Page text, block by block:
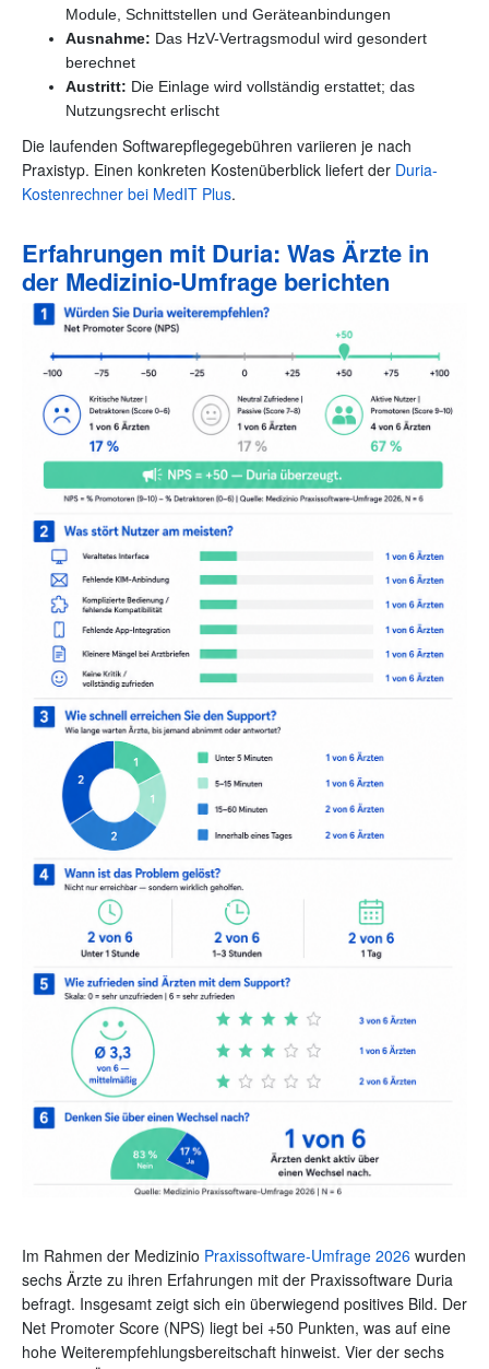
Module, Schnittstellen und Geräteanbindungen
Ausnahme: Das HzV-Vertragsmodul wird gesondert
berechnet
Austritt: Die Einlage wird vollständig erstattet; das
Nutzungsrecht erlischt
Die laufenden Softwarepflegegebühren variieren je nach
Praxistyp. Einen konkreten Kostenüberblick liefert der Duria-
Kostenrechner bei MedIT Plus.
Erfahrungen mit Duria: Was Ärzte in
der Medizinio-Umfrage berichten
Im Rahmen der Medizinio Praxissoftware-Umfrage 2026 wurden
sechs Ärzte zu ihren Erfahrungen mit der Praxissoftware Duria
befragt. Insgesamt zeigt sich ein überwiegend positives Bild. Der
Net Promoter Score (NPS) liegt bei +50 Punkten, was auf eine
hohe Weiterempfehlungsbereitschaft hinweist. Vier der sechs